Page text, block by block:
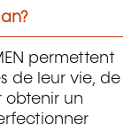
permettent
de leur vie, de
obtenir un